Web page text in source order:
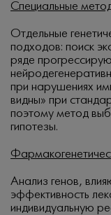
Специальные
Отдельные
подходов: поиск
ряде
при нарушениях
видны» при
поэтому метод
гипотезы.
Анализ генов,
эффективность
индивидуальную